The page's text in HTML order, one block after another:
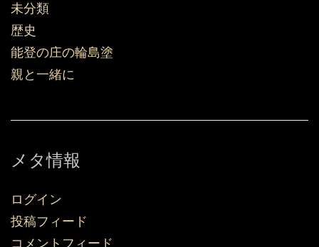
未分類
歴史
能登の庄の輪島塗
親と一緒に
メタ情報
ログイン
投稿フィード
コメントフィード